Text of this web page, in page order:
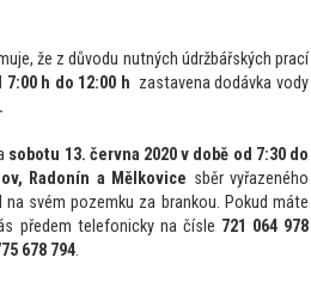
že z důvodu nutných údržbářských prací
7:00 h do 12:00 h zastavena dodávka vody
sobotu 13. června 2020 v době od 7:30 do
Radonín a Mělkovice sběr vyřazeného
svém pozemku za brankou. Pokud máte
předem telefonicky na čísle 721 064 978
678 794.